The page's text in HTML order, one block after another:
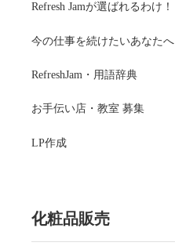
Refresh Jamが選ばれるわけ！
今の仕事を続けたいあなたへ
RefreshJam・用語辞典
お手伝い店・教室 募集
LP作成
化粧品販売